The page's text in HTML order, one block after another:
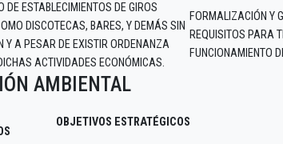
DE ESTABLECIMIENTOS DE GIROS
DISCOTECAS, BARES, Y DEMÁS SIN
Y A PESAR DE EXISTIR ORDENANZA
ACTIVIDADES ECONÓMICAS.
FORMALIZACIÓN Y
REQUISITOS PARA
FUNCIONAMIENTO
AMBIENTAL
OBJETIVOS ESTRATÉGICOS